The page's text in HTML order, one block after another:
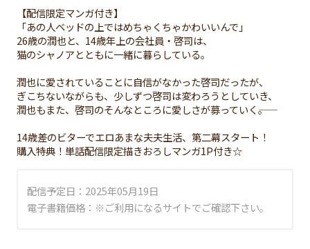
【配信限定マンガ付き】
「あの人ベッドの上ではめちゃくちゃかわいいんで」
26歳の潤也と、14歳年上の会社員・啓司は、
猫のシャノアとともに一緒に暮らしている。
潤也に愛されていることに自信がなかった啓司だったが、
ぎこちないながらも、少しずつ啓司は変わろうとしていき、
潤也もまた、啓司のそんなところに愛しさが募っていく――。
14歳差のビターでエロあまな夫夫生活、第二幕スタート！
購入特典！単話配信限定描きおろしマンガ1P付き☆
配信予定日：2025年05月19日
電子書籍価格：※ご利用になるサイトでご確認下さい。